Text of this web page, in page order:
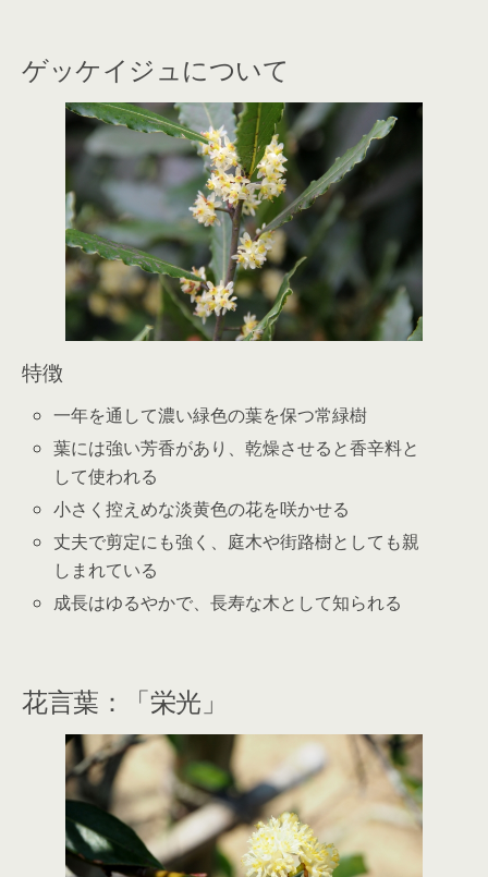
ゲッケイジュについて
特徴
一年を通して濃い緑色の葉を保つ常緑樹
葉には強い芳香があり、乾燥させると香辛料と
して使われる
小さく控えめな淡黄色の花を咲かせる
丈夫で剪定にも強く、庭木や街路樹としても親
しまれている
成長はゆるやかで、長寿な木として知られる
花言葉：「栄光」